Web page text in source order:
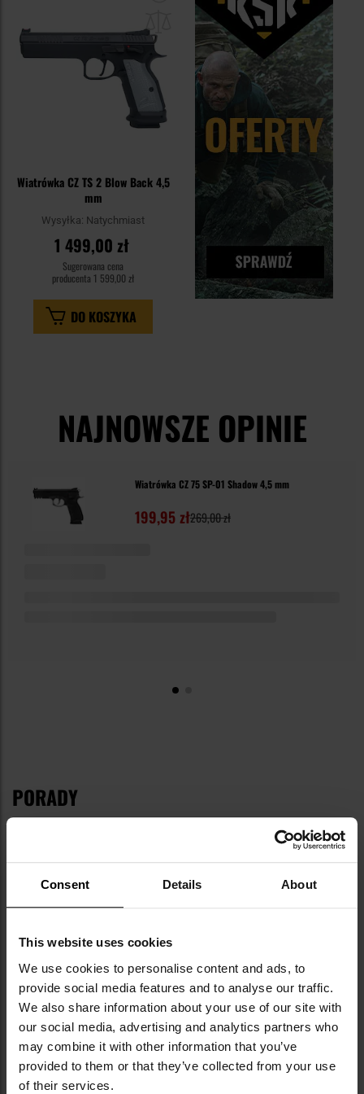
Consent Details About
This website uses cookies
We use cookies to personalise content and ads, to
provide social media features and to analyse our traffic.
We also share information about your use of our site with
our social media, advertising and analytics partners who
may combine it with other information that you’ve
provided to them or that they’ve collected from your use
of their services.
schowka
Wiatrówka CZ TS 2 Blow Back 4,5
mm
Wysyłka: Natychmiast
1 499,00 zł
Sugerowana cena
producenta 1 599,00 zł
DO KOSZYKA
NAJNOWSZE OPINIE
Wiatrówka CZ 75 SP-01 Shadow 4,5 mm
199,95 zł269,00 zł
PORADY
STOPNIE WOJSKOWE W POLSCE - PODZIAŁ I
HISTORIA